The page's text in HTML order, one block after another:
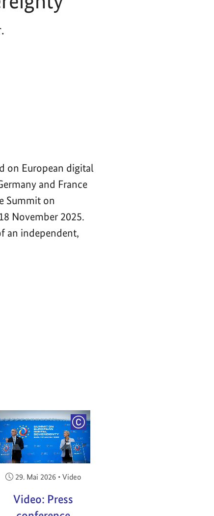
on European digital
and France
Summit on
November 2025.
an independent,
COPYRIGHT
Veröffentlicht am:
29. Mai 2026 • Video
Video: Press